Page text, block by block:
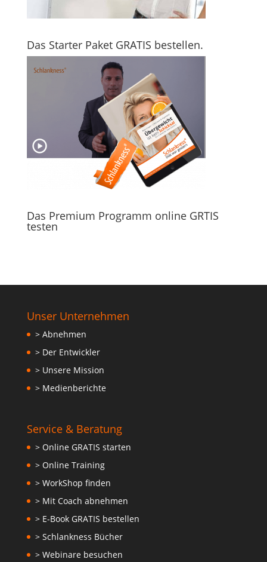
Das Starter Paket GRATIS bestellen.
Das Premium Programm online GRTIS
testen
Unser Unternehmen
> Abnehmen
> Der Entwickler
> Unsere Mission
> Medienberichte
Service & Beratung
> Online GRATIS starten
> Online Training
> WorkShop finden
> Mit Coach abnehmen
> E-Book GRATIS bestellen
> Schlankness Bücher
> Webinare besuchen